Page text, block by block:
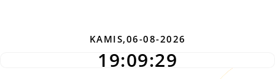
KAMIS,06-08-2026
19:09:30